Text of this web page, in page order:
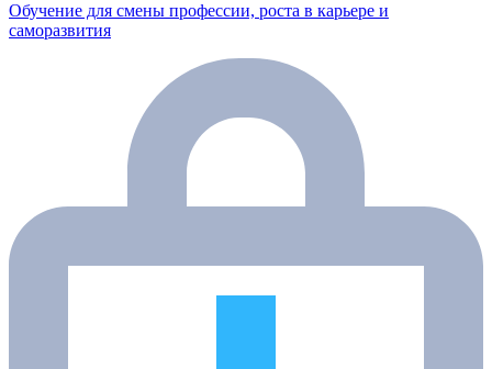
Обучение для смены профессии, роста в карьере и
саморазвития